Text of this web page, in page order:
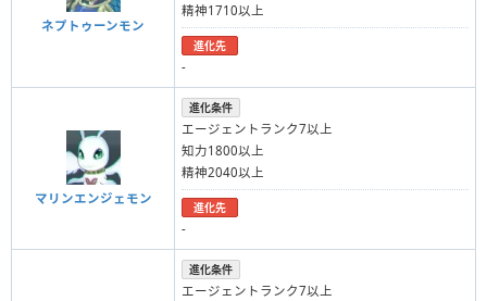
ネプトゥーンモン
精神1710以上
進化先
-
マリンエンジェモン
進化条件
エージェントランク7以上
知力1800以上
精神2040以上
進化先
-
進化条件
エージェントランク7以上